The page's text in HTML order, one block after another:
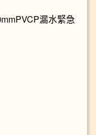
漏水緊急